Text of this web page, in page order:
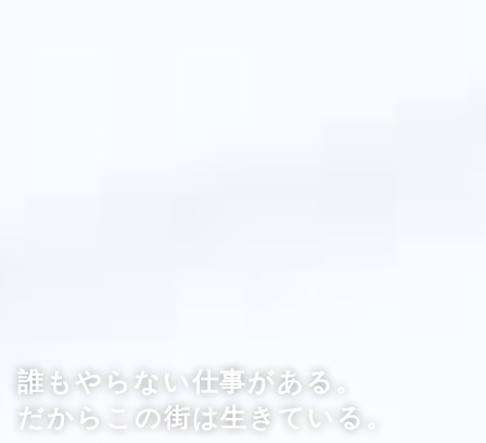
誰もやらない仕事がある。
だからこの街は生きている。